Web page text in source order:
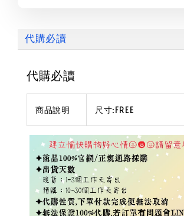
代購必讀
代購必讀
商品說明 尺寸:FREE